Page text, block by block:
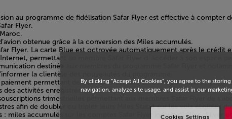
au programme de fidélisation Safar Flyer est effective à
Flyer.
obtenue grâce à la conversion des Miles accumulés.
Flyer. La carte Blue est octroyée automatiquement après le crédit
permettant au membre Safar Flyer d´accéder à son espace
destinée aux membres du programme Safar Flyer et
la clientèle des nouveautés du programme.
permettant de combiner le Cash et les Miles Primes*, pour
activités enregistrées avec Royal Air Maroc et ses partenaires.
trimestrielles permettant aux membres Safar Flyer de
afin de doubler ou tripler leurs Miles Statut sur les vols éligibles
miles accumulés sur les comptes Safar Flyer individuel Blue, Silver
By clicking “Accept All Cookies”, you agree to the
navigation, analyze site usage, and assist in our
Cookies Settings